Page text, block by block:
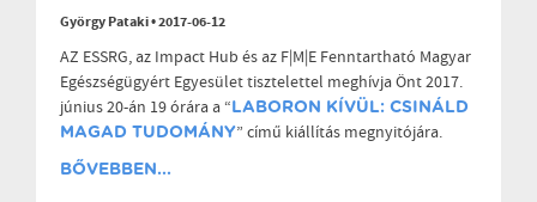
György Pataki•2017-06-12
AZ ESSRG, az Impact Hub és az F|M|E Fenntartható Magyar
Egészségügyért Egyesület tisztelettel meghívja Önt 2017.
június 20-án 19 órára a “LABORON KÍVÜL: CSINÁLD
MAGAD TUDOMÁNY” című kiállítás megnyitójára.
BŐVEBBEN...